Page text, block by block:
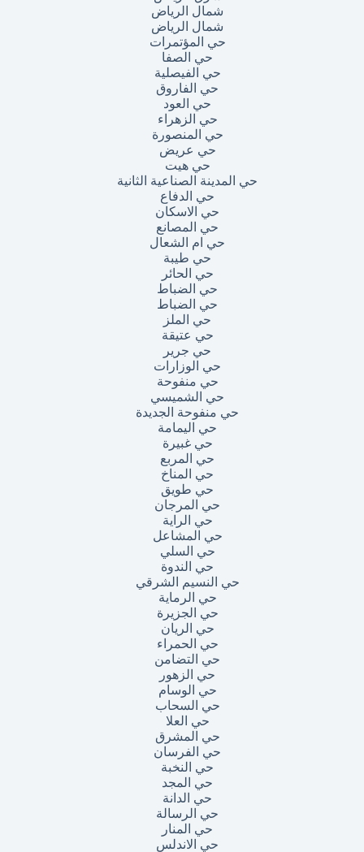
شمال الرياض
شمال الرياض
حي المؤتمرات
حي الصفا
حي الفيصلية
حي الفاروق
حي العود
حي الزهراء
حي المنصورة
حي عريض
حي هيت
حي المدينة الصناعية الثانية
حي الدفاع
حي الاسكان
حي المصانع
حي ام الشعال
حي طيبة
حي الحائر
حي الضباط
حي الضباط
حي الملز
حي عتيقة
حي جرير
حي الوزارات
حي منفوحة
حي الشميسي
حي منفوحة الجديدة
حي اليمامة
حي غبيرة
حي المربع
حي المناخ
حي طويق
حي المرجان
حي الراية
حي المشاعل
حي السلي
حي الندوة
حي النسيم الشرقي
حي الرماية
حي الجزيرة
حي الريان
حي الحمراء
حي التضامن
حي الزهور
حي الوسام
حي السحاب
حي العلا
حي المشرق
حي الفرسان
حي النخبة
حي المجد
حي الدانة
حي الرسالة
حي المنار
حي الاندلس